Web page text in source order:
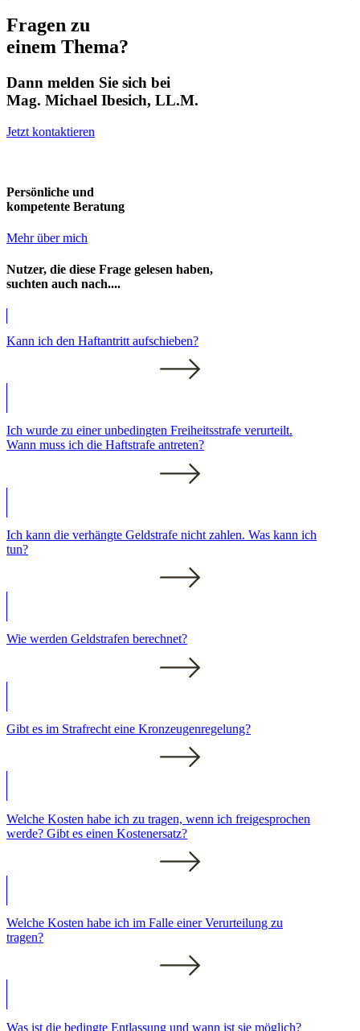
Fragen zu
einem Thema?
Dann melden Sie sich bei
Mag. Michael Ibesich, LL.M.
Jetzt kontaktieren
Persönliche und
kompetente Beratung
Mehr über mich
Nutzer, die diese Frage gelesen haben,
suchten auch nach....
Kann ich den Haftantritt aufschieben?
Ich wurde zu einer unbedingten Freiheitsstrafe verurteilt.
Wann muss ich die Haftstrafe antreten?
Ich kann die verhängte Geldstrafe nicht zahlen. Was kann ich
tun?
Wie werden Geldstrafen berechnet?
Gibt es im Strafrecht eine Kronzeugenregelung?
Welche Kosten habe ich zu tragen, wenn ich freigesprochen
werde? Gibt es einen Kostenersatz?
Welche Kosten habe ich im Falle einer Verurteilung zu
tragen?
Was ist die bedingte Entlassung und wann ist sie möglich?